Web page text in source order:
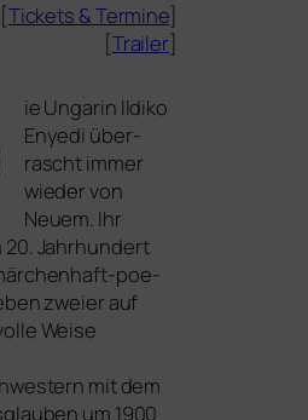
Tickets &Termine]
[Trailer]
ie Ungarin Ildiko
Enyedi über­
rascht immer
wie­der von
Neuem. Ihr
20. Jahrhundert
poe­
zwei­er auf
Weise
mit dem
um 1900